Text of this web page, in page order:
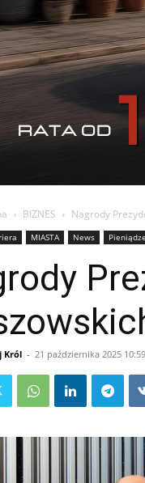
BIZNES Nagrody
MIASTA News Pieniądze
Król - 21 października 2025 10:59